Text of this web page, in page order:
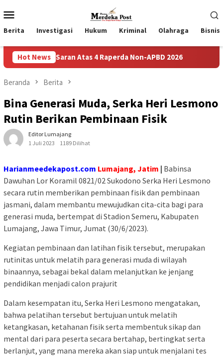
ke
kontenMobile
Berita Investigasi Hukum Kriminal Olahraga Bisnis
Hot News
Saran Atas 4 Raperda Non-APBD 2026 Pemdes
Beranda Berita
Bina Generasi Muda, Serka Heri Lesmono
Rutin Berikan Pembinaan Fisik
Editor Lumajang
1 Juli 2023
1189 Dilihat
Harianmeedekapost.com Lumajang, Jatim | Babinsa
Dawuhan Lor Koramil 0821/02 Sukodono Serka Heri Lesmono
secara rutin memberikan pembinaan fisik dan pembinaan
jasmani, dalam membantu mewujudkan cita-cita bagi para
generasi muda, bertempat di Stadion Semeru, Kabupaten
Lumajang, Jawa Timur, Jumat (30/6/2023).
Kegiatan pembinaan dan latihan fisik tersebut, merupakan
rutinitas untuk melatih para generasi muda di wilayah
binaannya, sebagai bekal dalam melanjutkan ke jenjang
pendidikan menjadi calon prajurit
Dalam kesempatan itu, Serka Heri Lesmono mengatakan,
bahwa pelatihan tersebut bertujuan untuk melatih
ketangkasan, ketahanan fisik serta membentuk sikap dan
mental dari para peserta secara bertahap, bertingkat serta
berlanjut, yang mana mereka akan siap untuk menjalani tes